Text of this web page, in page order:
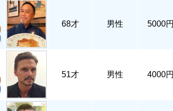
68才 男性 5000円
51才 男性 4000円